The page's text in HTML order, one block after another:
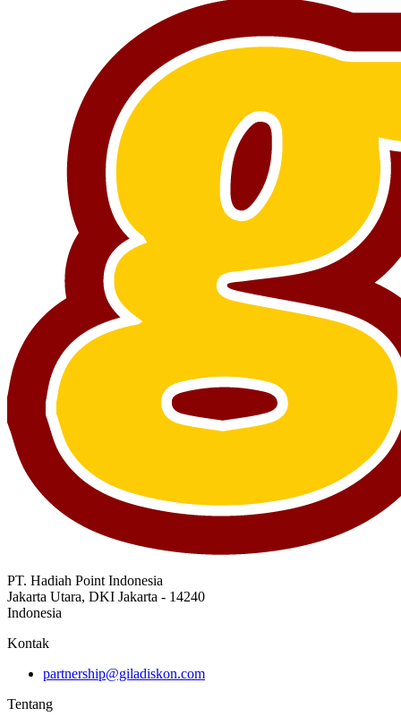
PT. Hadiah Point Indonesia
Jakarta Utara, DKI Jakarta - 14240
Indonesia
Kontak
partnership@giladiskon.com
Tentang